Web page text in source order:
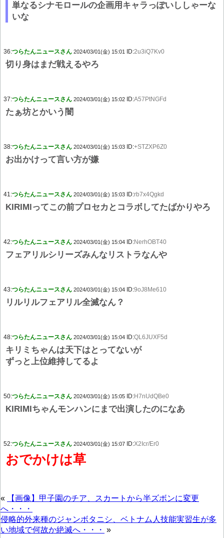
単なるシナモロールの企画用キャラっぽいししゃーな
いな
36:つらたんニュースさん 2024/03/01(金) 15:01 ID:2u3iQ7Kv0
切り身はまだ戦えるやろ
37:つらたんニュースさん 2024/03/01(金) 15:02 ID:A57PtNGFd
たぁ坊とかいう闇
38:つらたんニュースさん 2024/03/01(金) 15:03 ID:+STZXP6Z0
お出かけって言い方が嫌
41:つらたんニュースさん 2024/03/01(金) 15:03 ID:rb7x4Qgkd
KIRIMlってこの前プロセカとコラボしてたばかりやろ
42:つらたんニュースさん 2024/03/01(金) 15:04 ID:NerhOBT40
フェアリルシリーズみんなリストラなんや
43:つらたんニュースさん 2024/03/01(金) 15:04 ID:9oJ8Me610
リルリルフェアリル全滅なん？
48:つらたんニュースさん 2024/03/01(金) 15:04 ID:QL6JUXF5d
キリミちゃんは天下はとってないが
ずっと上位維持してるよ
50:つらたんニュースさん 2024/03/01(金) 15:05 ID:H7nUdQBe0
KIRIMIちゃんモンハンにまで出演したのになあ
52:つらたんニュースさん 2024/03/01(金) 15:07 ID:X2Icr/Er0
おでかけは草
«
【画像】甲子園のチア、スカートから半ズボンに変更
へ・・・
侵略的外来種のジャンボタニシ、ベトナム人技能実習生が多
い地域で何故か絶滅へ・・・ »